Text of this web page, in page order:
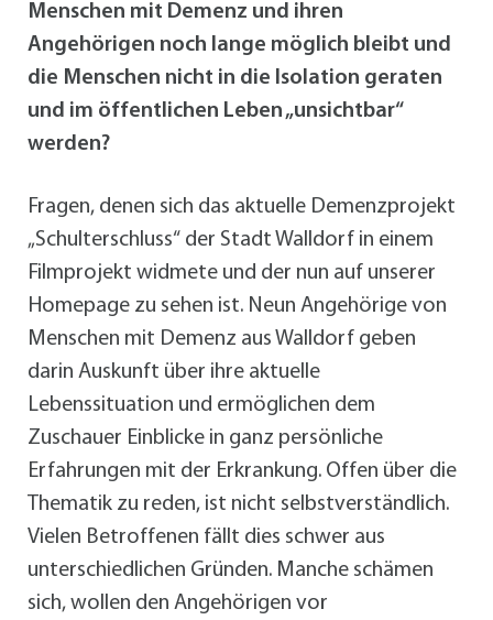
Menschen mit Demenz und ihren
Angehörigen noch lange möglich bleibt und
die Menschen nicht in die Isolation geraten
und im öffentlichen Leben „unsichtbar“
werden?
Fragen, denen sich das aktuelle Demenzprojekt
„Schulterschluss“ der Stadt Walldorf in einem
Filmprojekt widmete und der nun auf unserer
Homepage zu sehen ist. Neun Angehörige von
Menschen mit Demenz aus Walldorf geben
darin Auskunft über ihre aktuelle
Lebenssituation und ermöglichen dem
Zuschauer Einblicke in ganz persönliche
Erfahrungen mit der Erkrankung. Offen über die
Thematik zu reden, ist nicht selbstverständlich.
Vielen Betroffenen fällt dies schwer aus
unterschiedlichen Gründen. Manche schämen
sich, wollen den Angehörigen vor